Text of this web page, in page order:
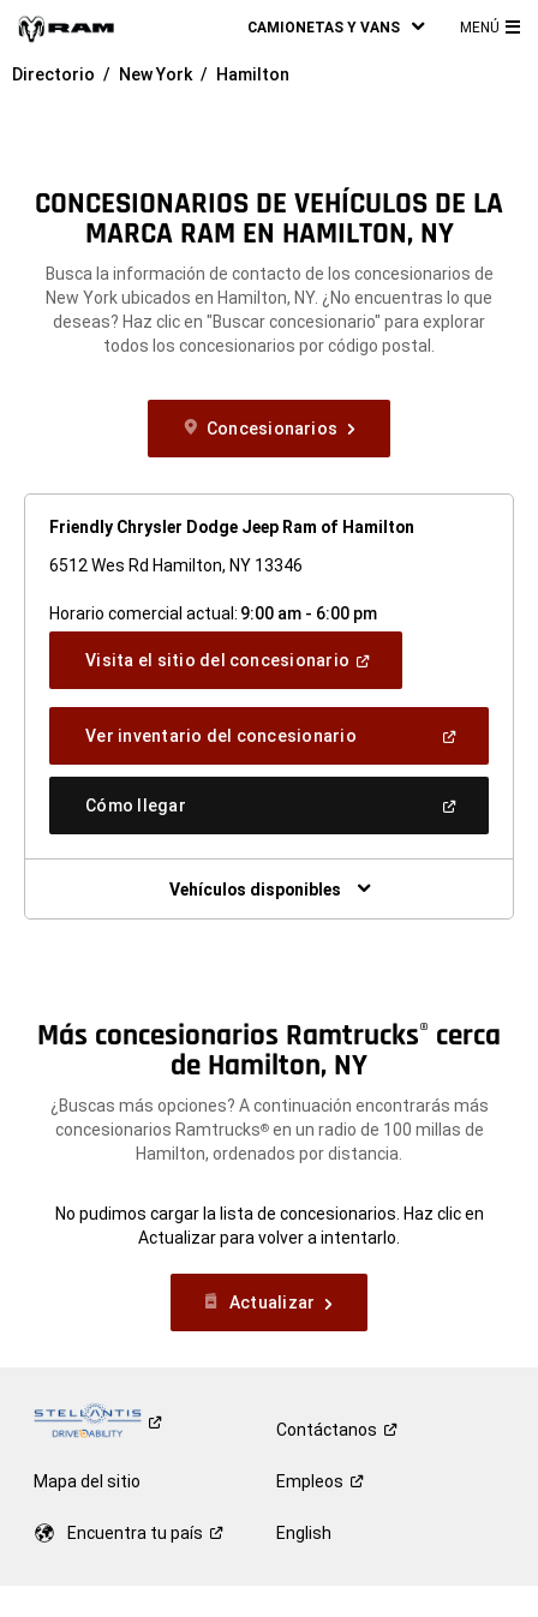
CAMIONETAS Y VANS MENÚ
Directorio New York Hamilton
CONCESIONARIOS DE VEHÍCULOS DE LA
MARCA RAM EN HAMILTON, NY
Busca la información de contacto de los concesionarios de
New York ubicados en Hamilton, NY. ¿No encuentras lo que
deseas? Haz clic en "Buscar concesionario" para explorar
todos los concesionarios por código postal.
Concesionarios
Friendly Chrysler Dodge Jeep Ram of Hamilton
6512 Wes Rd Hamilton, NY 13346
Horario comercial actual: 9:00 am - 6:00 pm
Visita el sitio del concesionario (Abrir
nueva)
Ver inventario del concesionario
una
Cómo llegar(Abrir
ventana
nueva)
Vehículos disponibles
Más concesionarios Ramtrucks® cerca
de Hamilton, NY
¿Buscas más opciones? A continuación encontrarás más
concesionarios Ramtrucks®en un radio de 100 millas de
Hamilton, ordenados por distancia.
No pudimos cargar la lista de concesionarios. Haz clic en
Actualizar para volver a intentarlo.
Actualizar
Contáctanos
Mapa del sitio Empleos
Encuentra tu país English